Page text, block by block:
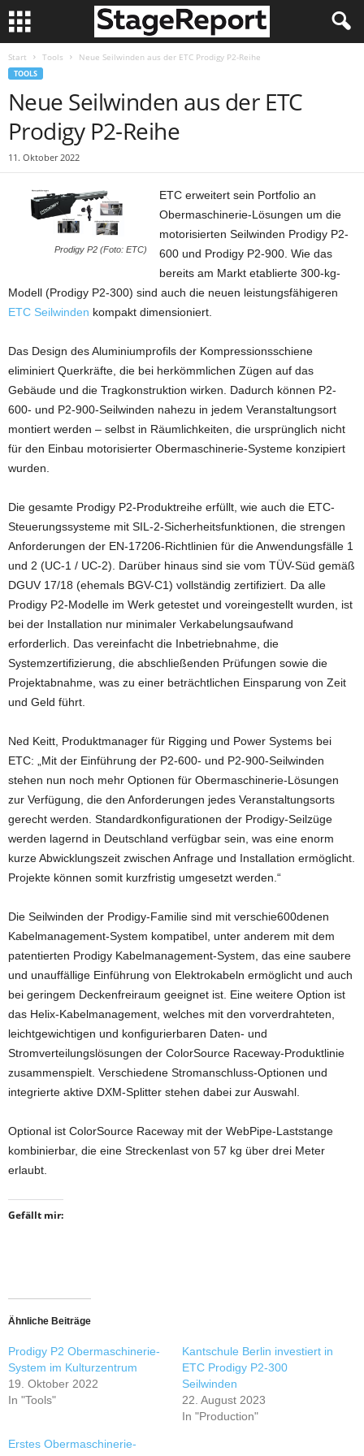
Start Tools Neue Seilwinden aus der ETC Prodigy P2-Reihe
TOOLS
Neue Seilwinden aus der ETC
Prodigy P2-Reihe
11. Oktober 2022
Prodigy P2 (Foto: ETC)
ETC erweitert sein Portfolio an
Obermaschinerie-Lösungen um die
motorisierten Seilwinden Prodigy P2-
600 und Prodigy P2-900. Wie das
bereits am Markt etablierte 300-kg-
Modell (Prodigy P2-300) sind auch die neuen leistungsfähigeren
ETC Seilwinden kompakt dimensioniert.
Das Design des Aluminiumprofils der Kompressionsschiene
eliminiert Querkräfte, die bei herkömmlichen Zügen auf das
Gebäude und die Tragkonstruktion wirken. Dadurch können P2-
600- und P2-900-Seilwinden nahezu in jedem Veranstaltungsort
montiert werden – selbst in Räumlichkeiten, die ursprünglich nicht
für den Einbau motorisierter Obermaschinerie-Systeme konzipiert
wurden.
Die gesamte Prodigy P2-Produktreihe erfüllt, wie auch die ETC-
Steuerungssysteme mit SIL-2-Sicherheitsfunktionen, die strengen
Anforderungen der EN-17206-Richtlinien für die Anwendungsfälle 1
und 2 (UC-1 / UC-2). Darüber hinaus sind sie vom TÜV-Süd gemäß
DGUV 17/18 (ehemals BGV-C1) vollständig zertifiziert. Da alle
Prodigy P2-Modelle im Werk getestet und voreingestellt wurden, ist
bei der Installation nur minimaler Verkabelungsaufwand
erforderlich. Das vereinfacht die Inbetriebnahme, die
Systemzertifizierung, die abschließenden Prüfungen sowie die
Projektabnahme, was zu einer beträchtlichen Einsparung von Zeit
und Geld führt.
Ned Keitt, Produktmanager für Rigging und Power Systems bei
ETC: „Mit der Einführung der P2-600- und P2-900-Seilwinden
stehen nun noch mehr Optionen für Obermaschinerie-Lösungen
zur Verfügung, die den Anforderungen jedes Veranstaltungsorts
gerecht werden. Standardkonfigurationen der Prodigy-Seilzüge
werden lagernd in Deutschland verfügbar sein, was eine enorm
kurze Abwicklungszeit zwischen Anfrage und Installation ermöglicht.
Projekte können somit kurzfristig umgesetzt werden.“
Die Seilwinden der Prodigy-Familie sind mit verschie600denen
Kabelmanagement-System kompatibel, unter anderem mit dem
patentierten Prodigy Kabelmanagement-System, das eine saubere
und unauffällige Einführung von Elektrokabeln ermöglicht und auch
bei geringem Deckenfreiraum geeignet ist. Eine weitere Option ist
das Helix-Kabelmanagement, welches mit den vorverdrahteten,
leichtgewichtigen und konfigurierbaren Daten- und
Stromverteilungslösungen der ColorSource Raceway-Produktlinie
zusammenspielt. Verschiedene Stromanschluss-Optionen und
integrierte aktive DXM-Splitter stehen dabei zur Auswahl.
Optional ist ColorSource Raceway mit der WebPipe-Laststange
kombinierbar, die eine Streckenlast von 57 kg über drei Meter
erlaubt.
Gefällt mir:
Ähnliche Beiträge
Prodigy P2 Obermaschinerie-
System im Kulturzentrum
19. Oktober 2022
In "Tools"
Kantschule Berlin investiert in
ETC Prodigy P2-300
Seilwinden
22. August 2023
In "Production"
Erstes Obermaschinerie-